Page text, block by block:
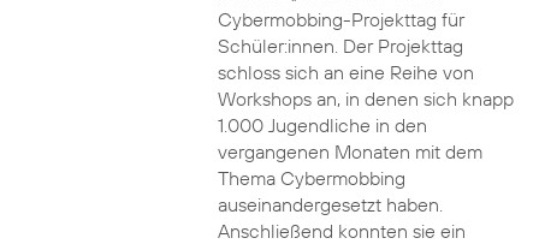
Cybermobbing-Projekttag für
Schüler:innen. Der Projekttag
schloss sich an eine Reihe von
Workshops an, in denen sich knapp
1.000 Jugendliche in den
vergangenen Monaten mit dem
Thema Cybermobbing
auseinandergesetzt haben.
Anschließend konnten sie ein